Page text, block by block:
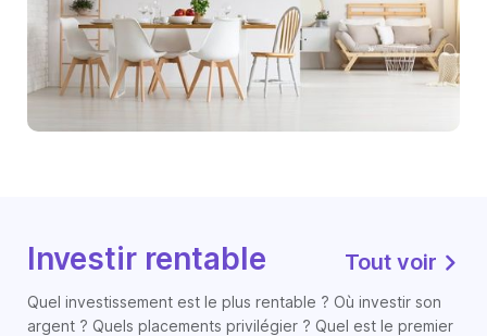
Investir rentable Tout voir
Quel investissement est le plus rentable ? Où investir son
argent ? Quels placements privilégier ? Quel est le premier